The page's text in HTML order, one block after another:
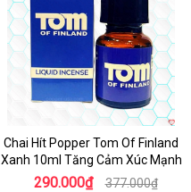
Chai Hít Popper Tom Of Finland
Xanh 10ml Tăng Cảm Xúc Mạnh
290.000₫ 377.000₫